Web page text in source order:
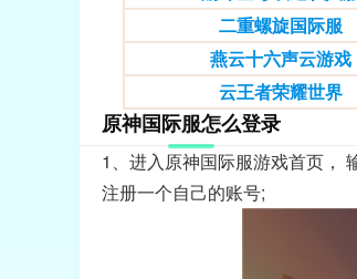
二重螺旋国际服
燕云十六声云游戏
云王者荣耀世界
原神国际服怎么登录
1、进入原神国际服游戏首页，
注册一个自己的账号;